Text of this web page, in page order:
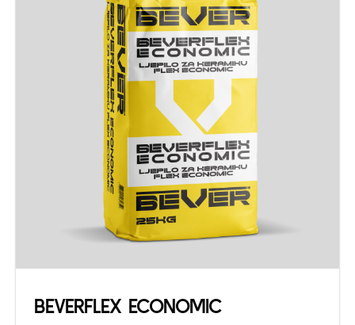
BEVERFLEX ECONOMIC